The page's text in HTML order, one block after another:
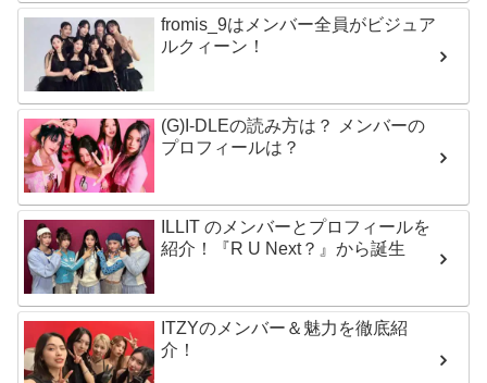
fromis_9はメンバー全員がビジュア
ルクィーン！
(G)I-DLEの読み方は？ メンバーの
プロフィールは？
ILLIT のメンバーとプロフィールを
紹介！『R U Next？』から誕生
ITZYのメンバー＆魅力を徹底紹
介！